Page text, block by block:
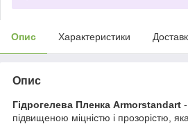
Опис Характеристики
Опис
Гідрогелева Пленка Armorstandart
підвищеною міцністю і прозорістю,